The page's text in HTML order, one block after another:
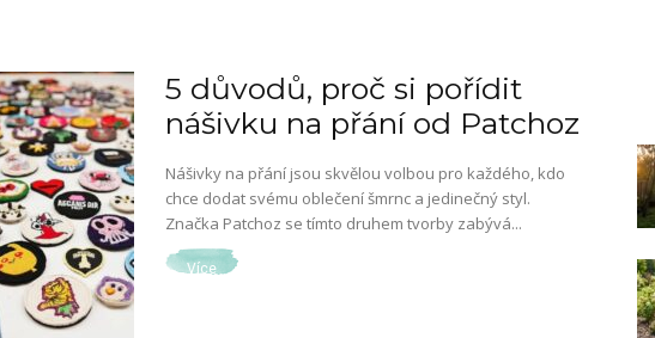
5 důvodů, proč si pořídit
nášivku na přání od Patchoz
Nášivky na přání jsou skvělou volbou pro každého, kdo
chce dodat svému oblečení šmrnc a jedinečný styl.
Značka Patchoz se tímto druhem tvorby zabývá...
Více